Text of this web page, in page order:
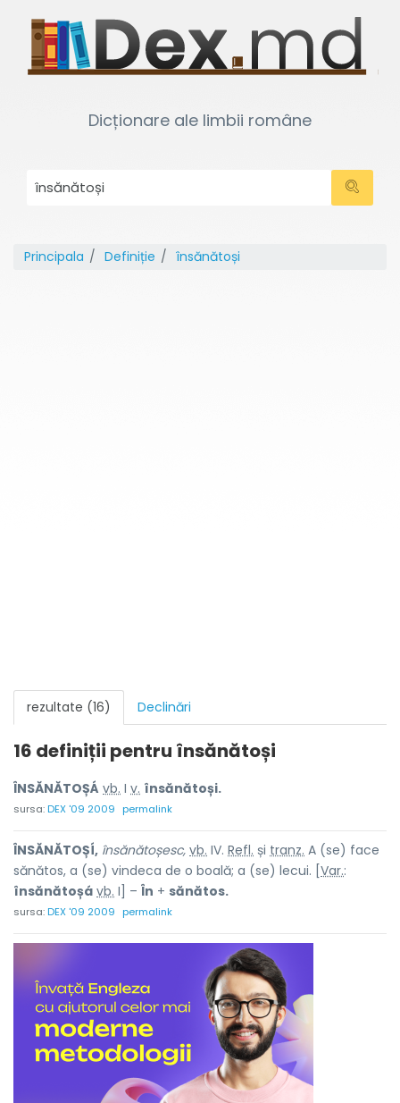
Dicționare ale limbii române
Principala Definiție însănătoși
rezultate (16) Declinări
16 definiții pentru însănătoși
ÎNSĂNĂTOȘÁ vb. I v. însănătoși.
sursa:DEX '09 2009 permalink
ÎNSĂNĂTOȘÍ, însănătoșesc, vb. IV. Refl. și tranz. A (se) face
sănătos, a (se) vindeca de o boală; a (se) lecui. [ Var.:
însănătoșá vb. I] – În + sănătos.
sursa:DEX '09 2009 permalink